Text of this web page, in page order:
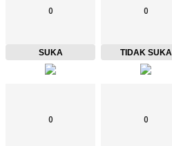
0
SUKA
0
TIDAK SUKA
0 0